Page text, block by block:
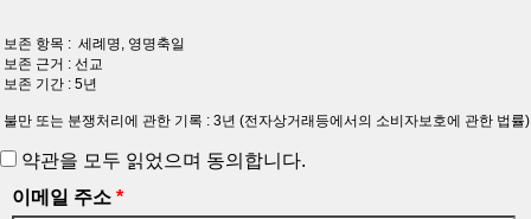
보존 항목 : 세례명, 영명축일
보존 근거 : 선교
보존 기간 : 5년
불만 또는 분쟁처리에 관한 기록 : 3년 (전자상거래등에서의 소비자보호에 관한 법률)
약관을 모두 읽었으며 동의합니다.
이메일 주소 *